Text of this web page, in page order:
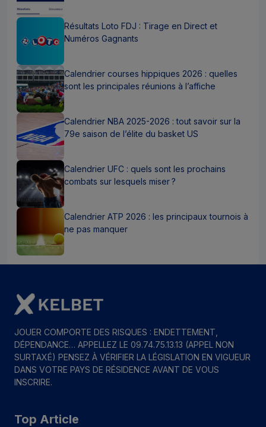
Résultats Loto FDJ : Tirage en Direct et
Numéros Gagnants
Calendrier courses hippiques 2026 : quelles
sont les principales réunions à l’affiche
Calendrier NBA 2025-2026 : tout savoir sur la
79e saison de l’élite du basket US
Calendrier UFC : quels sont les prochains
combats sur lesquels miser ?
Calendrier ATP 2026 : les principaux tournois à
ne pas manquer
JOUER COMPORTE DES RISQUES : ENDETTEMENT,
DÉPENDANCE… APPELLEZ LE 09.74.75.13.13 (APPEL NON
SURTAXÉ) PENSEZ À VÉRIFIER LA LÉGISLATION EN VIGUEUR
DANS VOTRE PAYS DE RÉSIDENCE AVANT DE VOUS
INSCRIRE.
Top Article